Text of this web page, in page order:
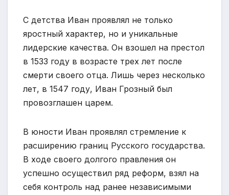
С детства Иван проявлял не только
яростный характер, но и уникальные
лидерские качества. Он взошел на престол
в 1533 году в возрасте трех лет после
смерти своего отца. Лишь через несколько
лет, в 1547 году, Иван Грозный был
провозглашен царем.
В юности Иван проявлял стремление к
расширению границ Русского государства.
В ходе своего долгого правления он
успешно осуществил ряд реформ, взял на
себя контроль над ранее независимыми